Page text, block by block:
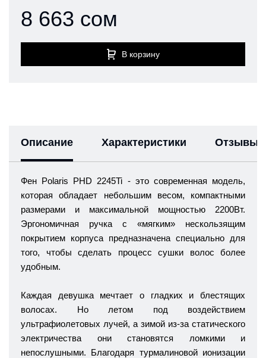
8 663 сом
В корзину
Описание Характеристики Отзывы
Фен Polaris PHD 2245Ti - это современная модель,
которая обладает небольшим весом, компактными
размерами и максимальной мощностью 2200Вт.
Эргономичная ручка с «мягким» нескользящим
покрытием корпуса предназначена специально для
того, чтобы сделать процесс сушки волос более
удобным.
Каждая девушка мечтает о гладких и блестящих
волосах. Но летом под воздействием
ультрафиолетовых лучей, а зимой из-за статического
электричества они становятся ломкими и
непослушными. Благодаря турмалиновой ионизации